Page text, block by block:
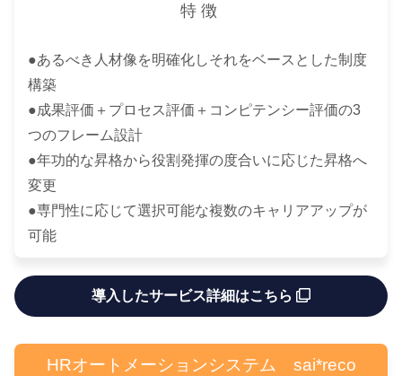
特徴
●あるべき人材像を明確化しそれをベースとした制度
構築
●成果評価＋プロセス評価＋コンピテンシー評価の3
つのフレーム設計
●年功的な昇格から役割発揮の度合いに応じた昇格へ
変更
●専門性に応じて選択可能な複数のキャリアアップが
可能
導入したサービス詳細はこちら
HRオートメーションシステム sai*reco